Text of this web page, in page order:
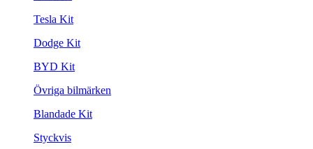
Tesla Kit
Dodge Kit
BYD Kit
Övriga bilmärken
Blandade Kit
Styckvis